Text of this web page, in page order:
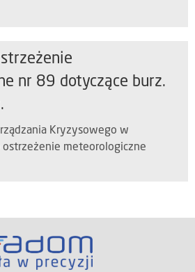
nr 89 dotyczące burz.
Kryzysowego w
ostrzeżenie meteorologiczne